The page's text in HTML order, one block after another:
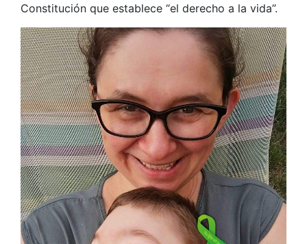
Constitución que establece “el derecho a la vida”.